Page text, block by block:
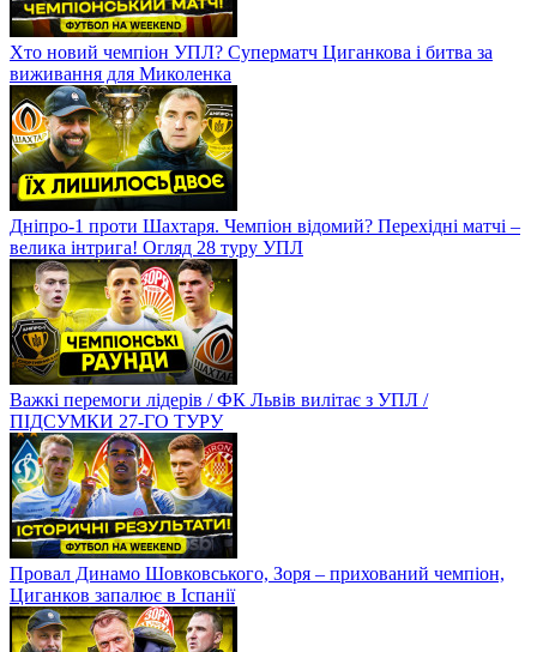
Хто новий чемпіон УПЛ? Суперматч Циганкова і битва за
виживання для Миколенка
Дніпро-1 проти Шахтаря. Чемпіон відомий? Перехідні матчі –
велика інтрига! Огляд 28 туру УПЛ
Важкі перемоги лідерів / ФК Львів вилітає з УПЛ /
ПІДСУМКИ 27-ГО ТУРУ
Провал Динамо Шовковського, Зоря – прихований чемпіон,
Циганков запалює в Іспанії